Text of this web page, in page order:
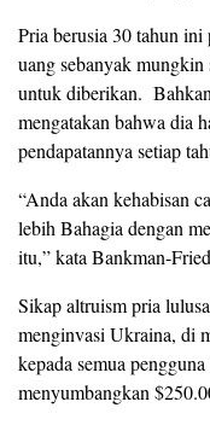
Pria berusia 30 tahun
uang sebanyak
untuk diberikan.
mengatakan bahwa dia
pendapatannya setiap
“Anda akan kehabisan
lebih Bahagia dengan
itu,” kata Bankman-
Sikap altruism pria
menginvasi Ukraina, di
kepada semua
menyumbangkan